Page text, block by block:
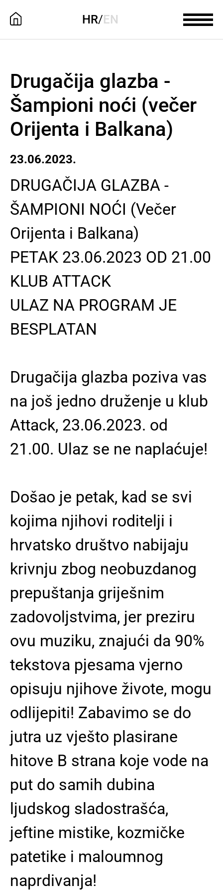
HR/EN
Drugačija glazba -
Šampioni noći (večer
Orijenta i Balkana)
23.06.2023.
DRUGAČIJA GLAZBA -
ŠAMPIONI NOĆI (Večer
Orijenta i Balkana)
PETAK 23.06.2023 OD 21.00
KLUB ATTACK
ULAZ NA PROGRAM JE
BESPLATAN
Drugačija glazba poziva vas
na još jedno druženje u klub
Attack, 23.06.2023. od
21.00. Ulaz se ne naplaćuje!
Došao je petak, kad se svi
kojima njihovi roditelji i
hrvatsko društvo nabijaju
krivnju zbog neobuzdanog
prepuštanja griješnim
zadovoljstvima, jer preziru
ovu muziku, znajući da 90%
tekstova pjesama vjerno
opisuju njihove živote, mogu
odlijepiti! Zabavimo se do
jutra uz vješto plasirane
hitove B strana koje vode na
put do samih dubina
ljudskog sladostrašća,
jeftine mistike, kozmičke
patetike i maloumnog
naprdivanja!